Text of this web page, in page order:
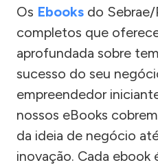
Os Ebooks do Sebrae/
completos que
aprofundada sobre
sucesso do seu
empreendedor
nossos eBooks
da ideia de negócio
inovação. Cada ebook